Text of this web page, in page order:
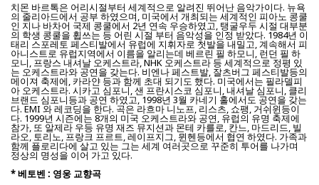
치몬 바르톡은 어리시절부터 세계적으로 알려진 뛰어난 음악가이다. 뉴욕
의 줄리아드에서 공부 하였으며, 미국에서 개최되는 세계적인 피아노 콩쿨
인 지나 바차어 국제 콩쿨에서 2년 연속 우승하였고, 탱굴우두 시절 대부분
의 학생 콩쿨을 휩쓰는 등 어린 시절 부터 음악성을 인정 받았다. 1984년 이
태리 스포레토 페스티발에서 유럽에 지휘자로 첫발을 내밀고, 계속해서 피
아니스트로 유럽지역에서 이름을 알리는데 베르린 필 하모니, 런던 필 하
모니, 프랑스 내셔날 오케스트라, NHK 오케스트라 등 세계적으로 정평 있
는 오케스트라와 공연을 갖는다. 비엔나 페스트발, 잘츠버그 페스티발등의
메이져 축제에, 카라얀 등과 함께 초대 되기도 했다. 미국에서는 필라델피
아 오케스트라. 시카고 심포니, 샌 프란시스코 심포니, 내셔날 심포니, 클리
브랜드 심포니등과 공연 하였고, 1998년 3월 카네기 홀에서도 공연을 갖는
다. EMI 와 레코딩을 한다. 곡은 라흐마 니노프, 리스츠, 쇼팽, 거쉬윈등이
다. 1999년 시즌에는 8개의 미국 오케스트라와 공연, 유럽의 유명 축제에
참가, 또 알제라 우등 유명 재즈 뮤지션과 몬테 카를로, 칸느, 마드리드, 빌
라오, 토리노, 프랑크 프르트, 레이프지그, 뮌헨등에서 협연 하였다. 가족과
함께 플로리다에 살고 있는 그는 세계 여러곳으로 꾸준히 투어를 나가며
정상의 명성을 이어 가고 있다.
* 베토벤 : 영웅 교향곡